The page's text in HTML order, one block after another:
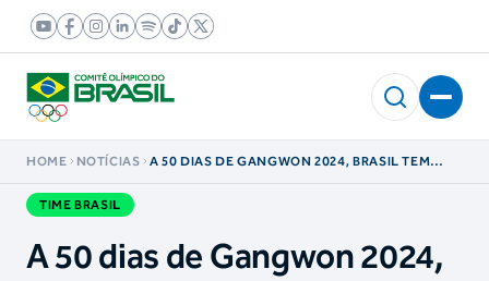
HOME NOTÍCIAS
A 50 DIAS DE GANGWON 2024, BRASIL TEM
TIME BRASIL
A 50 dias de Gangwon 2024,